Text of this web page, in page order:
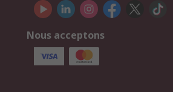
Nous acceptons